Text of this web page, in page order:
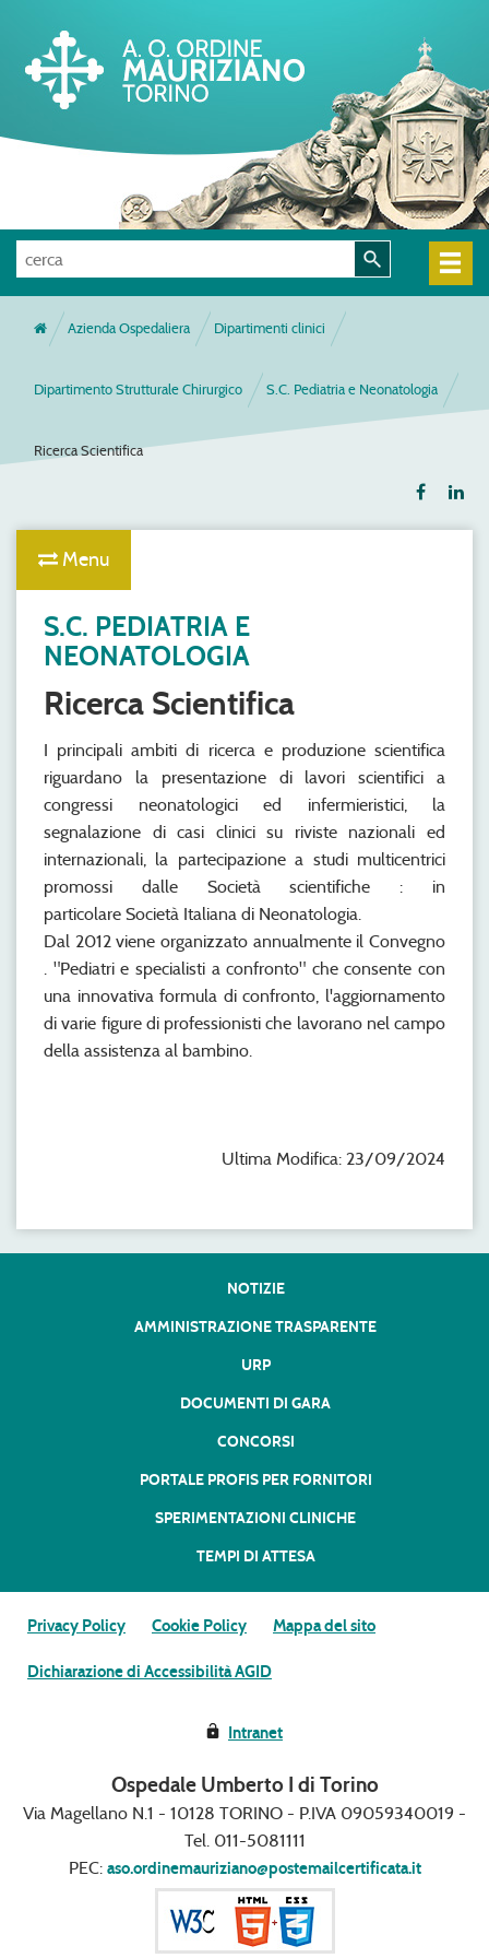
Azienda Ospedaliera Dipartimenti clinici
Dipartimento Strutturale Chirurgico S.C. Pediatria e Neonatologia
Ricerca Scientifica
Menu
S.C. PEDIATRIA E
NEONATOLOGIA
Ricerca Scientifica
I principali ambiti di ricerca e produzione scientifica
riguardano la presentazione di lavori scientifici a
congressi neonatologici ed infermieristici, la
segnalazione di casi clinici su riviste nazionali ed
internazionali, la partecipazione a studi multicentrici
promossi dalle Società scientifiche : in
particolare Società Italiana di Neonatologia.
Dal 2012 viene organizzato annualmente il Convegno
. "Pediatri e specialisti a confronto" che consente con
una innovativa formula di confronto, l'aggiornamento
di varie figure di professionisti che lavorano nel campo
della assistenza al bambino.
Ultima Modifica: 23/09/2024
NOTIZIE
AMMINISTRAZIONE TRASPARENTE
URP
DOCUMENTI DI GARA
CONCORSI
PORTALE PROFIS PER FORNITORI
SPERIMENTAZIONI CLINICHE
TEMPI DI ATTESA
Privacy Policy Cookie Policy Mappa del sito
Dichiarazione di Accessibilità AGID
Intranet
Ospedale Umberto I di Torino
Via Magellano N.1 - 10128 TORINO - P.IVA 09059340019 -
Tel. 011-5081111
PEC: aso.ordinemauriziano@postemailcertificata.it